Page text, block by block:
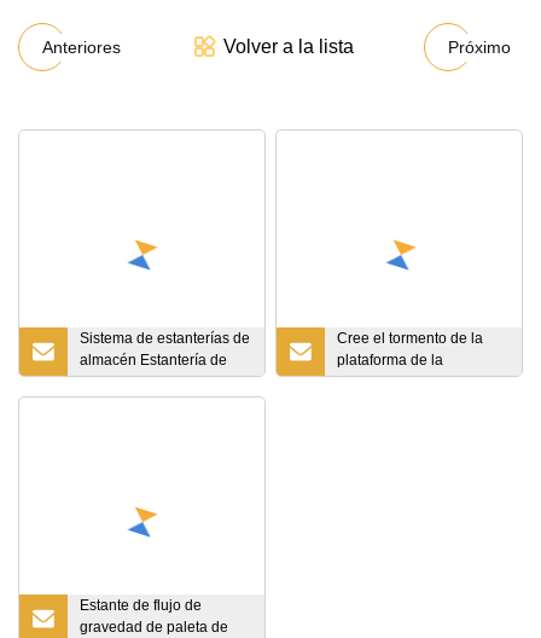
Anteriores Volver a la lista Próximo
Sistema de estanterías de
almacén Estantería de
paletas de doble
Cree el tormento de la
plataforma de la
lanzadera del estante de
Estante de flujo de
gravedad de paleta de